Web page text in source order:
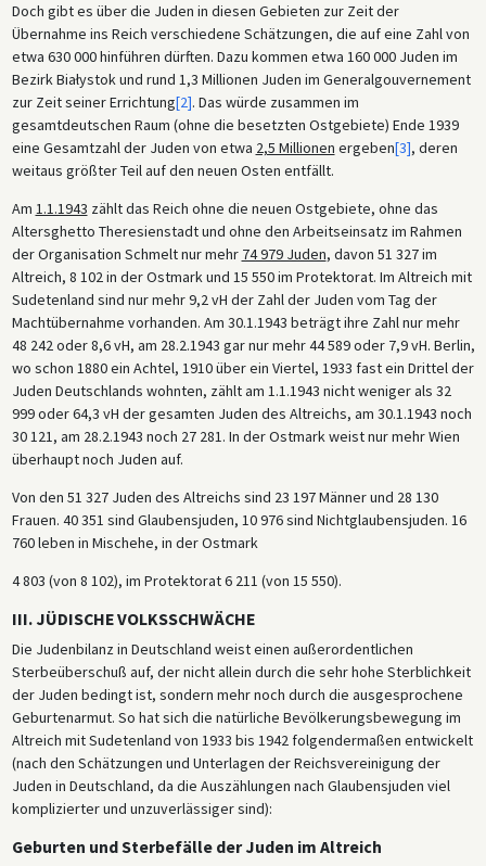
Doch gibt es über die Juden in diesen Gebieten zur Zeit der
Übernahme ins Reich verschiedene Schätzungen, die auf eine Zahl von
etwa 630 000 hinführen dürften. Dazu kommen etwa 160 000 Juden im
Bezirk Białystok und rund 1,3 Millionen Juden im Generalgouvernement
zur Zeit seiner Errichtung[2]. Das würde zusammen im
gesamtdeutschen Raum (ohne die besetzten Ostgebiete) Ende 1939
eine Gesamtzahl der Juden von etwa 2,5 Millionen ergeben[3], deren
weitaus größter Teil auf den neuen Osten entfällt.
Am 1.1.1943 zählt das Reich ohne die neuen Ostgebiete, ohne das
Altersghetto Theresienstadt und ohne den Arbeitseinsatz im Rahmen
der Organisation Schmelt nur mehr 74 979 Juden, davon 51 327 im
Altreich, 8 102 in der Ostmark und 15 550 im Protektorat. Im Altreich mit
Sudetenland sind nur mehr 9,2 vH der Zahl der Juden vom Tag der
Machtübernahme vorhanden. Am 30.1.1943 beträgt ihre Zahl nur mehr
48 242 oder 8,6 vH, am 28.2.1943 gar nur mehr 44 589 oder 7,9 vH. Berlin,
wo schon 1880 ein Achtel, 1910 über ein Viertel, 1933 fast ein Drittel der
Juden Deutschlands wohnten, zählt am 1.1.1943 nicht weniger als 32
999 oder 64,3 vH der gesamten Juden des Altreichs, am 30.1.1943 noch
30 121, am 28.2.1943 noch 27 281. In der Ostmark weist nur mehr Wien
überhaupt noch Juden auf.
Von den 51 327 Juden des Altreichs sind 23 197 Männer und 28 130
Frauen. 40 351 sind Glaubensjuden, 10 976 sind Nichtglaubensjuden. 16
760 leben in Mischehe, in der Ostmark
4 803 (von 8 102), im Protektorat 6 211 (von 15 550).
III. JÜDISCHE VOLKSSCHWÄCHE
Die Judenbilanz in Deutschland weist einen außerordentlichen
Sterbeüberschuß auf, der nicht allein durch die sehr hohe Sterblichkeit
der Juden bedingt ist, sondern mehr noch durch die ausgesprochene
Geburtenarmut. So hat sich die natürliche Bevölkerungsbewegung im
Altreich mit Sudetenland von 1933 bis 1942 folgendermaßen entwickelt
(nach den Schätzungen und Unterlagen der Reichsvereinigung der
Juden in Deutschland, da die Auszählungen nach Glaubensjuden viel
komplizierter und unzuverlässiger sind):
Geburten und Sterbefälle der Juden im Altreich